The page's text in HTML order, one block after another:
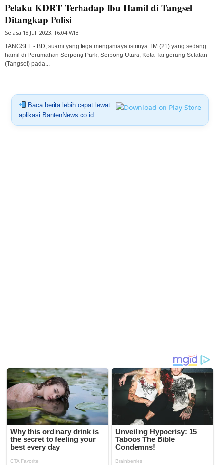
Pelaku KDRT Terhadap Ibu Hamil di Tangsel
Ditangkap Polisi
Selasa 18 Juli 2023, 16:04 WIB
TANGSEL - BD, suami yang tega menganiaya istrinya TM (21) yang sedang
hamil di Perumahan Serpong Park, Serpong Utara, Kota Tangerang Selatan
(Tangsel) pada...
Baca berita lebih cepat lewat
aplikasi BantenNews.co.id